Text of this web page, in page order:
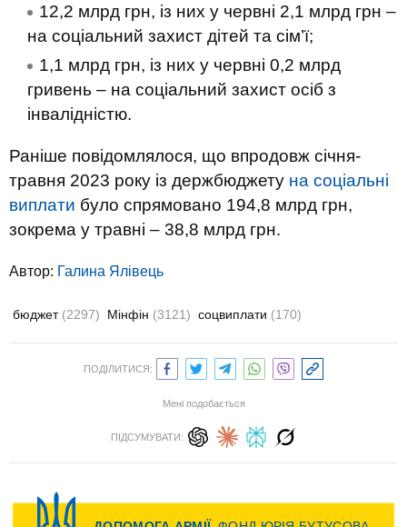
12,2 млрд грн, із них у червні 2,1 млрд грн –
на соціальний захист дітей та сім’ї;
1,1 млрд грн, із них у червні 0,2 млрд
гривень – на соціальний захист осіб з
інвалідністю.
Раніше повідомлялося, що впродовж січня-
травня 2023 року із держбюджету на соціальні
виплати було спрямовано 194,8 млрд грн,
зокрема у травні – 38,8 млрд грн.
Автор: Галина Ялівець
бюджет (2297) Мінфін (3121) соцвиплати (170)
ПОДІЛИТИСЯ:
Мені подобається
ПІДСУМУВАТИ: